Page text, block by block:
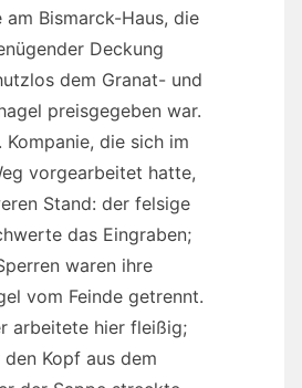
am Bismarck-Haus, die
Deckung
dem Granat- und
preisgegeben war.
Kompanie, die sich im
vorgearbeitet hatte,
Stand: der felsige
das Eingraben;
waren ihre
vom Feinde getrennt.
arbeitete hier fleißig;
Kopf aus dem